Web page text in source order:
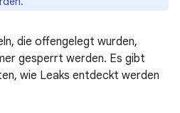
die offengelegt wurden,
gesperrt werden. Es gibt
wie Leaks entdeckt werden